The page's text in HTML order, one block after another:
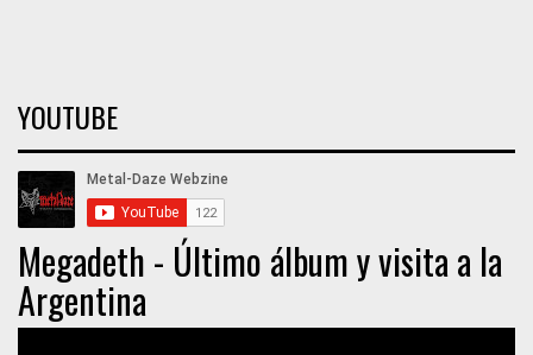
YOUTUBE
Megadeth - Último álbum y visita a la
Argentina